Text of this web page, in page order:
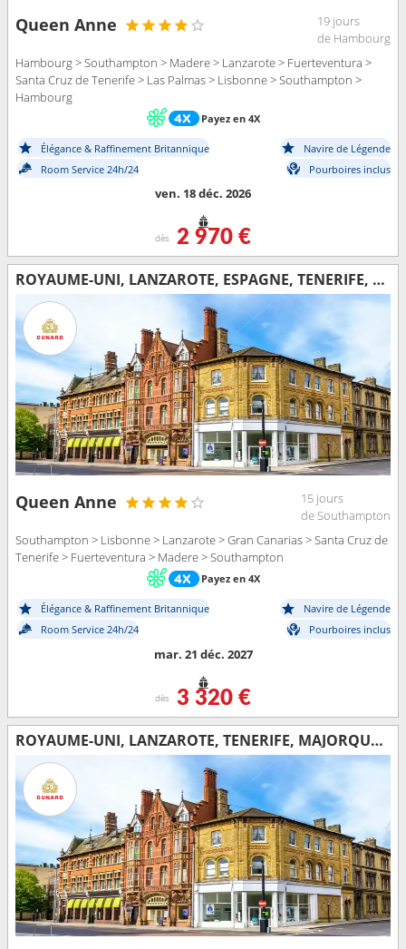
Queen Anne
19 jours
de Hambourg
Hambourg > Southampton > Madere > Lanzarote > Fuerteventura >
Santa Cruz de Tenerife > Las Palmas > Lisbonne > Southampton >
Hambourg
Payez en 4X
Élégance & Raffinement Britannique
Navire de Légende
Room Service 24h/24
Pourboires inclus
ven. 18 déc. 2026
dès 2 970 €
ROYAUME-UNI, LANZAROTE, ESPAGNE, TENERIFE, FUERTEVENTURA, PORTUGAL
Queen Anne
15 jours
de Southampton
Southampton > Lisbonne > Lanzarote > Gran Canarias > Santa Cruz de
Tenerife > Fuerteventura > Madere > Southampton
Payez en 4X
Élégance & Raffinement Britannique
Navire de Légende
Room Service 24h/24
Pourboires inclus
mar. 21 déc. 2027
dès 3 320 €
ROYAUME-UNI, LANZAROTE, TENERIFE, MAJORQUE, PORTUGAL, ESPAGNE